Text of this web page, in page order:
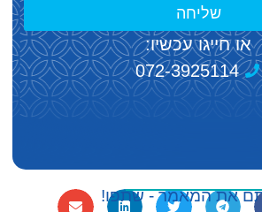
שליחה
או חייגו עכשיו:
072-3925114
את המאמר - שתפו!